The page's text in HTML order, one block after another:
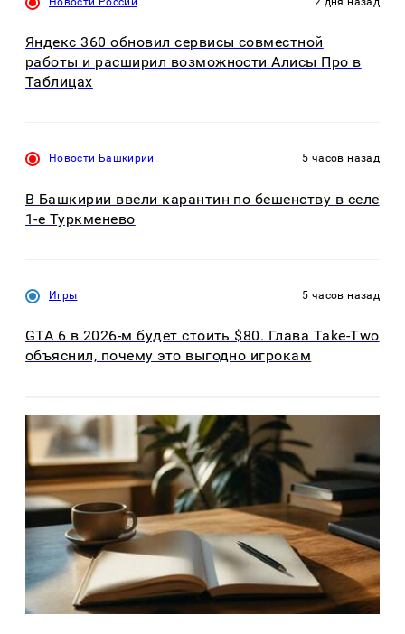
Яндекс 360 обновил сервисы совместной
работы и расширил возможности Алисы Про в
Таблицах
Новости Башкирии 5 часов назад
В Башкирии ввели карантин по бешенству в селе
1-е Туркменево
Игры 5 часов назад
GTA 6 в 2026-м будет стоить $80. Глава Take-Two
объяснил, почему это выгодно игрокам